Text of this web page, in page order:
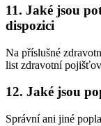
11. Jaké jsou
dispozici
Na příslušné
list zdravotní
12. Jaké jsou
Správní ani jiné